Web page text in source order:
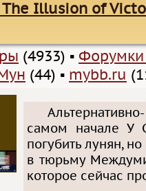
Illusion of
(4933) ▪
(44) ▪ mybb.ru
самом начале У
погубить лунян,
в тюрьму
которое сейчас